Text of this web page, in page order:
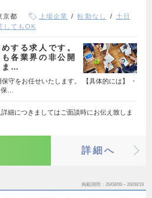
京都 上場企業 転勤なし
土日
してもOK
する求人です。
各業界の非公開
ま…
守をお任せいたします。 【具体的には】 ・
…
細につきましてはご面談時にお伝え致しま
詳細へ
掲載期間 26/08/06～26/08/19